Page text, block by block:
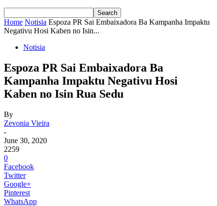
Home Notisia Espoza PR Sai Embaixadora Ba Kampanha Impaktu
Negativu Hosi Kaben no Isin...
Notisia
Espoza PR Sai Embaixadora Ba
Kampanha Impaktu Negativu Hosi
Kaben no Isin Rua Sedu
By
Zevonia Vieira
-
June 30, 2020
2259
0
Facebook
Twitter
Google+
Pinterest
WhatsApp